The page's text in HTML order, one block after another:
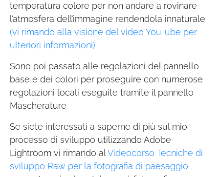
temperatura colore per non andare a rovinare
l’atmosfera dell’immagine rendendola innaturale
(vi rimando alla visione del video YouTube per
ulteriori informazioni)
Sono poi passato alle regolazioni del pannello
base e dei colori per proseguire con numerose
regolazioni locali eseguite tramite il pannello
Mascherature
Se siete interessati a saperne di più sul mio
processo di sviluppo utilizzando Adobe
Lightroom vi rimando al Videocorso Tecniche di
sviluppo Raw per la fotografia di paesaggio